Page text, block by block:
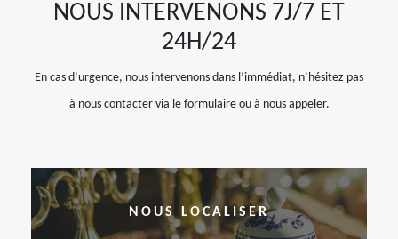
NOUS INTERVENONS 7J/7 ET
24H/24
En cas d’urgence, nous intervenons dans l’immédiat, n’hésitez pas
à nous contacter via le formulaire ou à nous appeler.
NOUS LOCALISER